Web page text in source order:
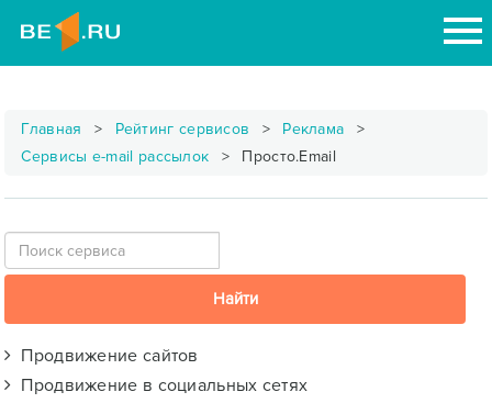
Главная Рейтинг сервисов
Реклама
Сервисы e-mail рассылок
Просто.Email
Продвижение сайтов
Продвижение в социальных сетях